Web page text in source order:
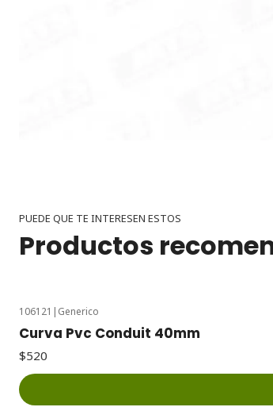
PUEDE QUE TE INTERESEN ESTOS
Productos
106121 | Generico
Curva Pvc Conduit 40mm
$520